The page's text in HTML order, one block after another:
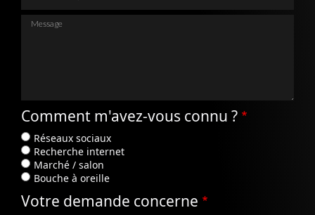
Message
Comment m'avez-vous connu ?
Réseaux sociaux
Recherche internet
Marché / salon
Bouche à oreille
Votre demande concerne